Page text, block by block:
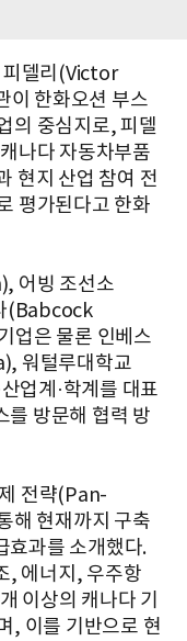
피델리(Victor
이 한화오션 부스
의 중심지로, 피델
나다 자동차부품
현지 산업 참여 전
평가된다고 한화
어빙 조선소
(Babcock
업은 물론 인베스
워털루대학교
업계·학계를 대표
를 방문해 협력 방
전략(Pan-
해 현재까지 구축
효과를 소개했다.
, 에너지, 우주항
이상의 캐나다 기
, 이를 기반으로 현